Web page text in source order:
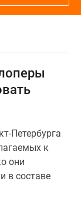
Петербурга
к
они
в составе